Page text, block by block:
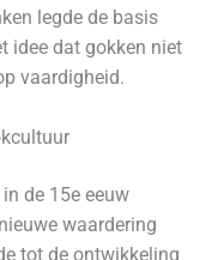
legde de basis
idee dat gokken niet
vaardigheid.
de 15e eeuw
waardering
tot de ontwikkeling